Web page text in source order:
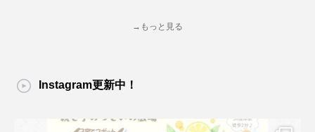
→もっと見る
Instagram更新中！